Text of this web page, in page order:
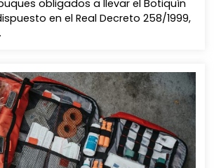
obligados a llevar el Botiquín
en el Real Decreto 258/1999,